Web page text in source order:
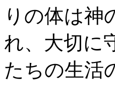
りの体は神
れ、大切に
たちの生活